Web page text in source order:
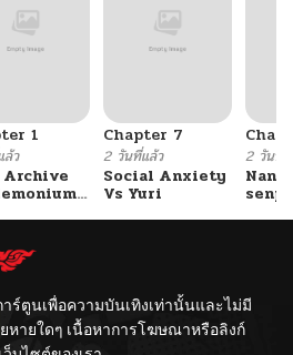
1
ล้ว
Archive
Chapter 7
2 วันที่แล้ว
Social Anxiety
Vs Yuri
2 วันที่แ
ร์ตูนเพื่อความบันเทิงเท่านั้นและไม่มี
หายใดๆ เนื้อหาการโฆษณาหรือลิงก์